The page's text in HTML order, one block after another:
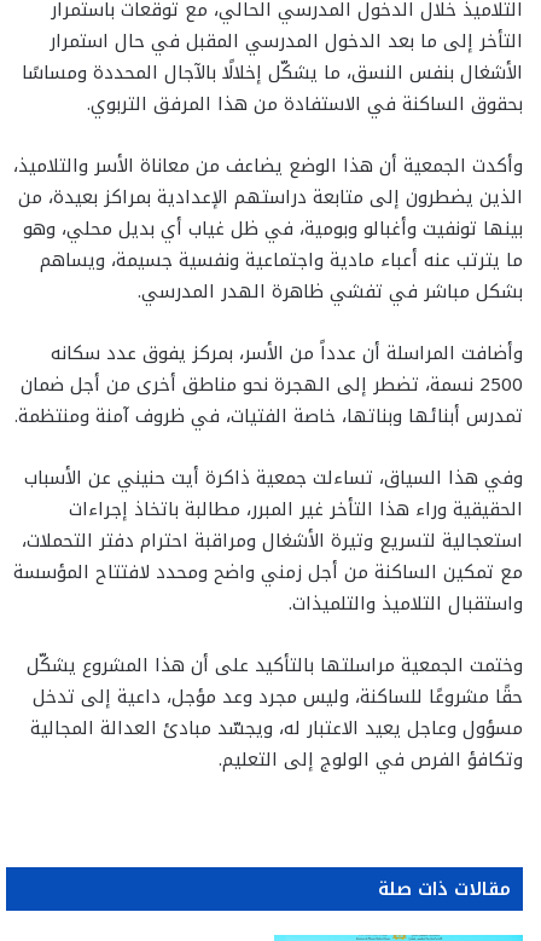
التلاميذ خلال الدخول المدرسي الحالي، مع توقعات باستمرار
التأخر إلى ما بعد الدخول المدرسي المقبل في حال استمرار
الأشغال بنفس النسق، ما يشكّل إخلالًا بالآجال المحددة ومساسًا
بحقوق الساكنة في الاستفادة من هذا المرفق التربوي.
وأكدت الجمعية أن هذا الوضع يضاعف من معاناة الأسر والتلاميذ،
الذين يضطرون إلى متابعة دراستهم الإعدادية بمراكز بعيدة، من
بينها تونفيت وأغبالو وبومية، في ظل غياب أي بديل محلي، وهو
ما يترتب عنه أعباء مادية واجتماعية ونفسية جسيمة، ويساهم
بشكل مباشر في تفشي ظاهرة الهدر المدرسي.
وأضافت المراسلة أن عدداً من الأسر، بمركز يفوق عدد سكانه
2500 نسمة، تضطر إلى الهجرة نحو مناطق أخرى من أجل ضمان
تمدرس أبنائها وبناتها، خاصة الفتيات، في ظروف آمنة ومنتظمة.
وفي هذا السياق، تساءلت جمعية ذاكرة أيت حنيني عن الأسباب
الحقيقية وراء هذا التأخر غير المبرر، مطالبة باتخاذ إجراءات
استعجالية لتسريع وتيرة الأشغال ومراقبة احترام دفتر التحملات،
مع تمكين الساكنة من أجل زمني واضح ومحدد لافتتاح المؤسسة
واستقبال التلاميذ والتلميذات.
وختمت الجمعية مراسلتها بالتأكيد على أن هذا المشروع يشكّل
حقًا مشروعًا للساكنة، وليس مجرد وعد مؤجل، داعية إلى تدخل
مسؤول وعاجل يعيد الاعتبار له، ويجسّد مبادئ العدالة المجالية
وتكافؤ الفرص في الولوج إلى التعليم.
مقالات ذات صلة